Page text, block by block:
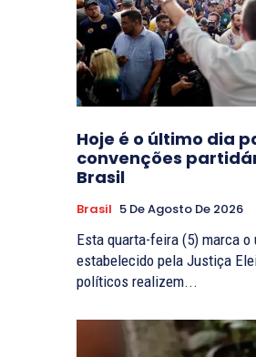
Hoje é o último dia
convenções
Brasil
Brasil 5 De Agosto De 2026
Esta quarta-feira (5) marca
estabelecido pela Justiça
políticos realizem...